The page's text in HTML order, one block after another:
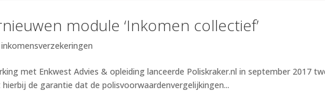
module ‘Inkomen collectief’
met Enkwest Advies & opleiding lanceerde Poliskraker.nl in september 2017
de garantie dat de polisvoorwaardenvergelijkingen...